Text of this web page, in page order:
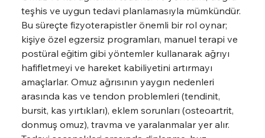
teşhis ve uygun tedavi planlamasıyla mümkündür.
Bu süreçte fizyoterapistler önemli bir rol oynar;
kişiye özel egzersiz programları, manuel terapi ve
postüral eğitim gibi yöntemler kullanarak ağrıyı
hafifletmeyi ve hareket kabiliyetini artırmayı
amaçlarlar. Omuz ağrısının yaygın nedenleri
arasında kas ve tendon problemleri (tendinit,
bursit, kas yırtıkları), eklem sorunları (osteoartrit,
donmuş omuz), travma ve yaralanmalar yer alır.